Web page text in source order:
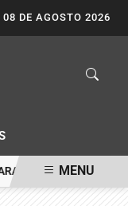
08 DE AGOSTO 2026
A PORTO SEGURO
MENU